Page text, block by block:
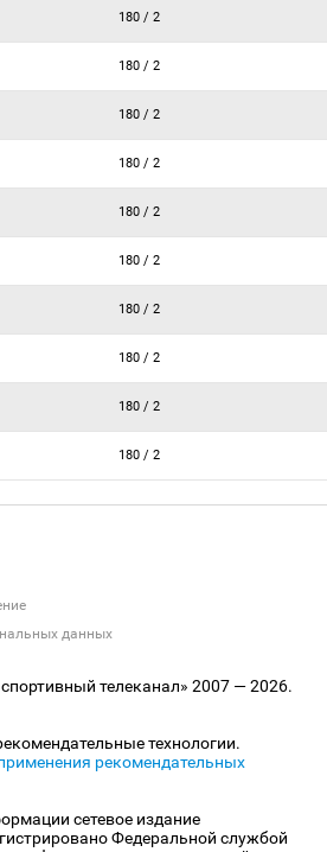
180 / 2
180 / 2
180 / 2
180 / 2
180 / 2
180 / 2
180 / 2
180 / 2
180 / 2
180 / 2
данных
телеканал» 2007 — 2026.
технологии.
рекомендательных
сетевое издание
Федеральной службой